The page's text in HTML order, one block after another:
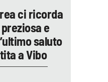
ci ricorda
e
saluto
a Vibo